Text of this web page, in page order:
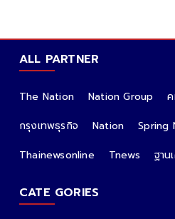
ALL PARTNER
The Nation Nation Group
กรุงเทพธุรกิจ
Nation
Spring
Thainewsonline
Tnews ฐาน
CATE GORIES